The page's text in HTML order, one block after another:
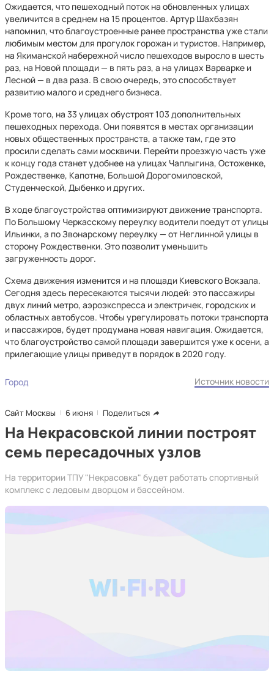
Ожидается, что пешеходный поток на обновленных улицах
увеличится в среднем на 15 процентов. Артур Шахбазян
напомнил, что благоустроенные ранее пространства уже стали
любимым местом для прогулок горожан и туристов. Например,
на Якиманской набережной число пешеходов выросло в шесть
раз, на Новой площади — в пять раз, а на улицах Варварке и
Лесной — в два раза. В свою очередь, это способствует
развитию малого и среднего бизнеса.
Кроме того, на 33 улицах обустроят 103 дополнительных
пешеходных перехода. Они появятся в местах организации
новых общественных пространств, а также там, где это
просили сделать сами москвичи. Перейти проезжую часть уже
к концу года станет удобнее на улицах Чаплыгина, Остоженке,
Рождественке, Капотне, Большой Дорогомиловской,
Студенческой, Дыбенко и других.
В ходе благоустройства оптимизируют движение транспорта.
По Большому Черкасскому переулку водители поедут от улицы
Ильинки, а по Звонарскому переулку — от Неглинной улицы в
сторону Рождественки. Это позволит уменьшить
загруженность дорог.
Схема движения изменится и на площади Киевского Вокзала.
Сегодня здесь пересекаются тысячи людей: это пассажиры
двух линий метро, аэроэкспресса и электричек, городских и
областных автобусов. Чтобы урегулировать потоки транспорта
и пассажиров, будет продумана новая навигация. Ожидается,
что благоустройство самой площади завершится уже к осени, а
прилегающие улицы приведут в порядок в 2020 году.
Город Источник новости
Сайт Москвы 6 июня Поделиться
На Некрасовской линии построят
семь пересадочных узлов
На территории ТПУ "Некрасовка" будет работать спортивный
комплекс с ледовым дворцом и бассейном.